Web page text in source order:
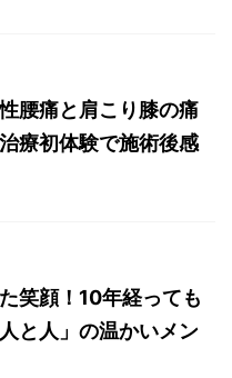
腰痛と肩こり膝の痛
療初体験で施術後感
笑顔！10年経っても
と人」の温かいメン